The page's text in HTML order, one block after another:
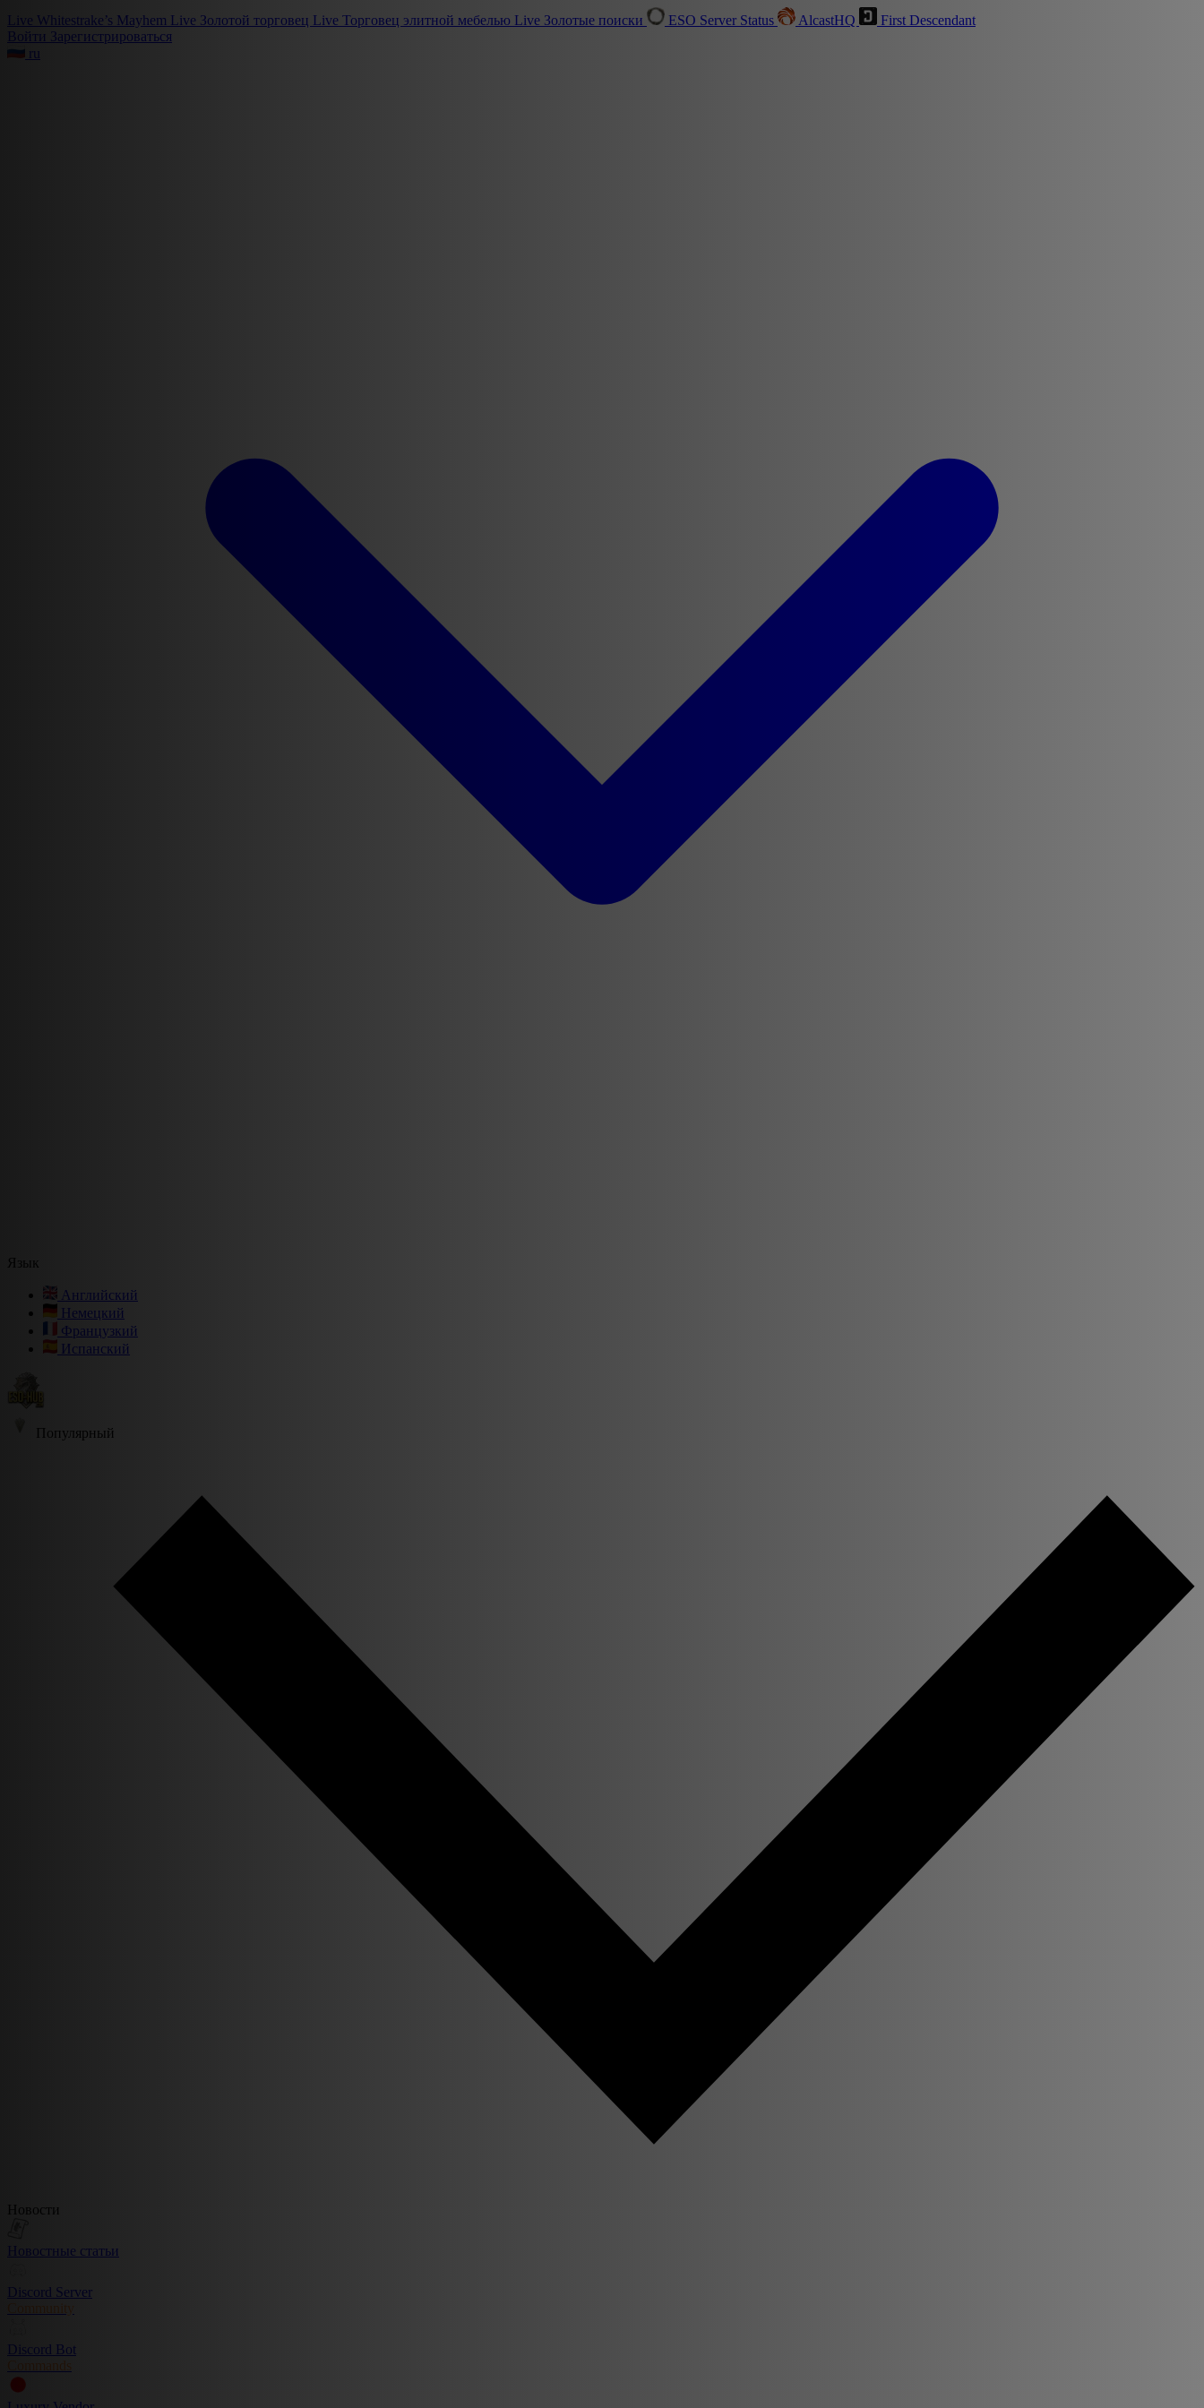
Live Whitestrake’s Mayhem Live Золотой торговец Live Торговец элитной мебелью Live Золотые поиски ESO Server Status AlcastHQ
First Descendant
Войти Зарегистрироваться
ru
Язык
Английский
Немецкий
Французкий
Испанский
Популярный
Новости
Новостные статьи
Discord Server
Community
Discord Bot